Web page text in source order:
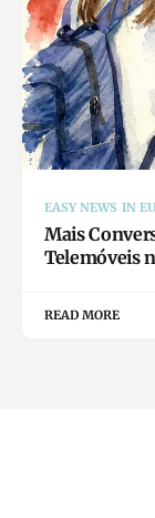
EASY NEWS IN
Mais
Telemóveis
READ MORE